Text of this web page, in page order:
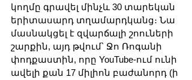
կողմը գրավել մինչև 30 տարեկան
երիտասարդ տղամարդկանց։ Նա
մասնակցել է զվարճալի շոուների
շարքին, այդ թվում՝ Ջո Ռոգանի
փոդքաստին, որը YouTube-ում ունի
ավելի քան 17 միլիոն բաժանորդ (ի